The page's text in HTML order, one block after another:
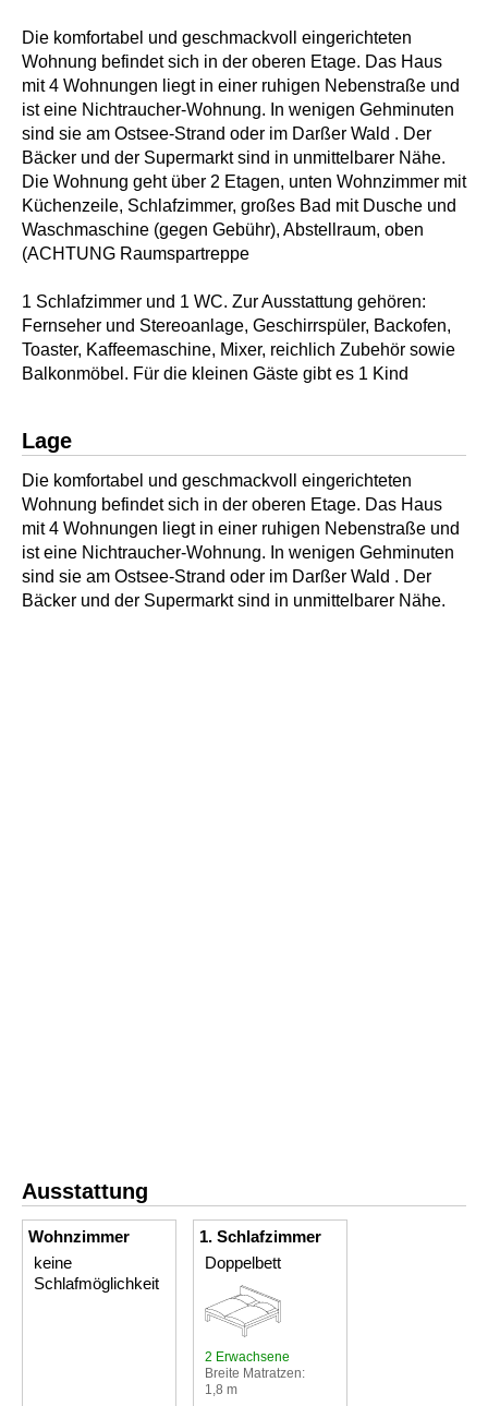
Die komfortabel und geschmackvoll eingerichteten
Wohnung befindet sich in der oberen Etage. Das Haus
mit 4 Wohnungen liegt in einer ruhigen Nebenstraße und
ist eine Nichtraucher-Wohnung. In wenigen Gehminuten
sind sie am Ostsee-Strand oder im Darßer Wald . Der
Bäcker und der Supermarkt sind in unmittelbarer Nähe.
Die Wohnung geht über 2 Etagen, unten Wohnzimmer mit
Küchenzeile, Schlafzimmer, großes Bad mit Dusche und
Waschmaschine (gegen Gebühr), Abstellraum, oben
(ACHTUNG Raumspartreppe
1 Schlafzimmer und 1 WC. Zur Ausstattung gehören:
Fernseher und Stereoanlage, Geschirrspüler, Backofen,
Toaster, Kaffeemaschine, Mixer, reichlich Zubehör sowie
Balkonmöbel. Für die kleinen Gäste gibt es 1 Kind
Lage
Die komfortabel und geschmackvoll eingerichteten
Wohnung befindet sich in der oberen Etage. Das Haus
mit 4 Wohnungen liegt in einer ruhigen Nebenstraße und
ist eine Nichtraucher-Wohnung. In wenigen Gehminuten
sind sie am Ostsee-Strand oder im Darßer Wald . Der
Bäcker und der Supermarkt sind in unmittelbarer Nähe.
Ausstattung
Wohnzimmer
keine
Schlafmöglichkeit
1. Schlafzimmer
Doppelbett
2 Erwachsene
Breite Matratzen:
1,8 m